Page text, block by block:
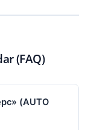
(FAQ)
(AUTO